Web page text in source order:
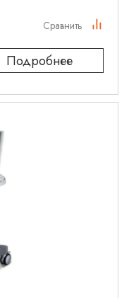
Подробнее
Сравнить